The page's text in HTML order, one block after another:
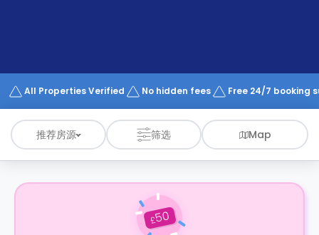
Works
All Properties Verified No hidden fees Free 24/7 booking
推荐房源 筛选 Map
£50